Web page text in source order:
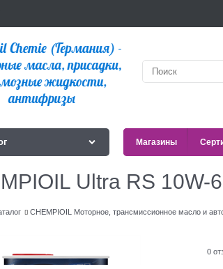
Магазины
Ultra RS
CHEMPIOIL Моторное, трансмиссионное масло и
0